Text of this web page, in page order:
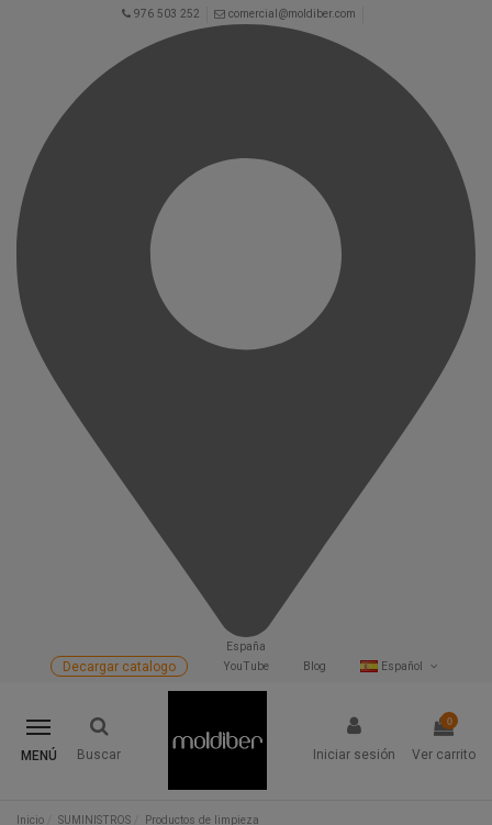
976 503 252 comercial@moldiber.com
España
Español
Blog
YouTube
Decargar catalogo
MENÚ Buscar Iniciar sesión
0
Ver carrito
Inicio SUMINISTROS Productos de limpieza